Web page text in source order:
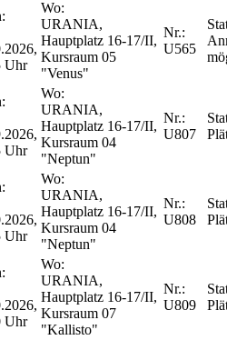
Uhr
Wo:
URANIA,
Hauptplatz 16-17/II,
Kursraum 05
"Venus"
Nr.:
U565
Uhr
Wo:
URANIA,
Hauptplatz 16-17/II,
Kursraum 04
"Neptun"
Nr.:
U807
Uhr
Wo:
URANIA,
Hauptplatz 16-17/II,
Kursraum 04
"Neptun"
Nr.:
U808
Uhr
Wo:
URANIA,
Hauptplatz 16-17/II,
Kursraum 07
"Kallisto"
Nr.:
U809